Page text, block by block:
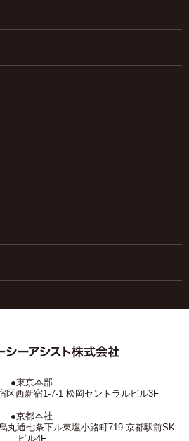
●東京本部
西新宿1-7-1 松岡セントラルビル3F
●京都本社
丸通七条下ル東塩小路町719 京都駅前SK
ビル4F